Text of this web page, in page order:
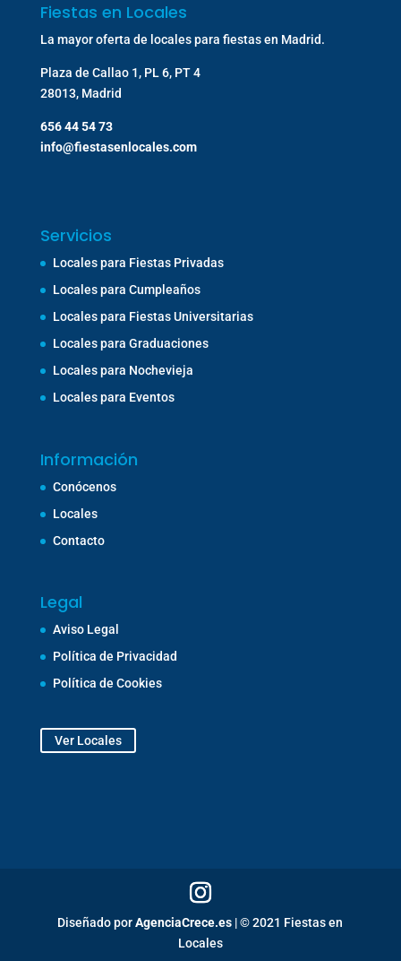
Fiestas en Locales
La mayor oferta de locales para fiestas en Madrid.
Plaza de Callao 1, PL 6, PT 4
28013, Madrid
656 44 54 73
info@fiestasenlocales.com
Servicios
Locales para Fiestas Privadas
Locales para Cumpleaños
Locales para Fiestas Universitarias
Locales para Graduaciones
Locales para Nochevieja
Locales para Eventos
Información
Conócenos
Locales
Contacto
Legal
Aviso Legal
Política de Privacidad
Política de Cookies
Ver Locales
Diseñado porAgenciaCrece.es | © 2021 Fiestas en
Locales